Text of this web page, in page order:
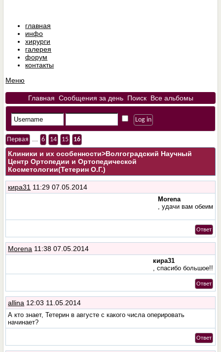
главная
инфо
хирурги
галерея
форум
контакты
Меню
Главная Сообщения за день Поиск Все альбомы
Первая 6 14 15 16
Клиники и их особенности>Волгоградский Научный
Центр Ортопедии и Ортопедической
Косметологии(Тетерин О.Г.)
кира31 11:29 07.05.2014
Morena
, удачи вам обеим
Ответ
Morena 11:38 07.05.2014
кира31
, спасибо большое!!
Ответ
allina 12:03 11.05.2014
А кто знает, Тетерин в августе с какого числа оперировать
начинает?
Ответ